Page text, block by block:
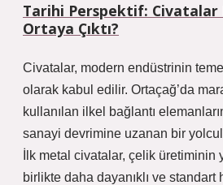
Tarihi Perspektif: Civatalar
Ortaya Çıktı?
Civatalar, modern endüstrinin
olarak kabul edilir. Ortaçağ’da
kullanılan ilkel bağlantı
sanayi devrimine uzanan bir
İlk metal civatalar, çelik üretiminin
birlikte daha dayanıklı ve standart